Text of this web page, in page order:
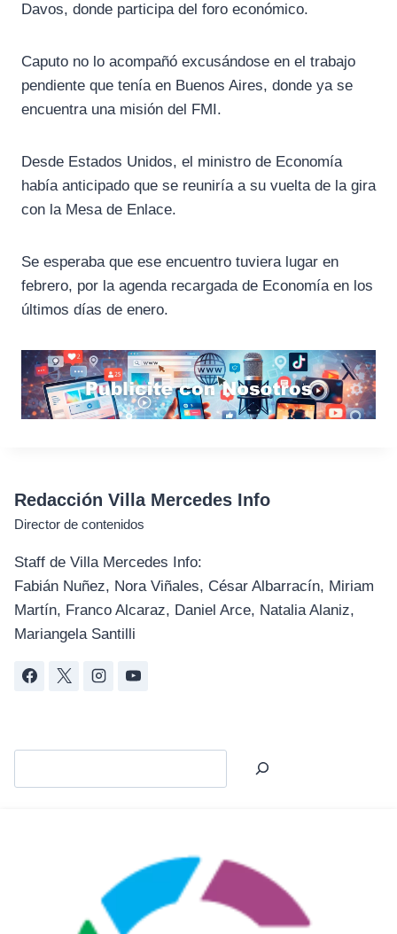
Davos, donde participa del foro económico.
Caputo no lo acompañó excusándose en el trabajo
pendiente que tenía en Buenos Aires, donde ya se
encuentra una misión del FMI.
Desde Estados Unidos, el ministro de Economía
había anticipado que se reuniría a su vuelta de la gira
con la Mesa de Enlace.
Se esperaba que ese encuentro tuviera lugar en
febrero, por la agenda recargada de Economía en los
últimos días de enero.
Redacción Villa Mercedes Info
Director de contenidos
Staff de Villa Mercedes Info:
Fabián Nuñez, Nora Viñales, César Albarracín, Miriam
Martín, Franco Alcaraz, Daniel Arce, Natalia Alaniz,
Mariangela Santilli